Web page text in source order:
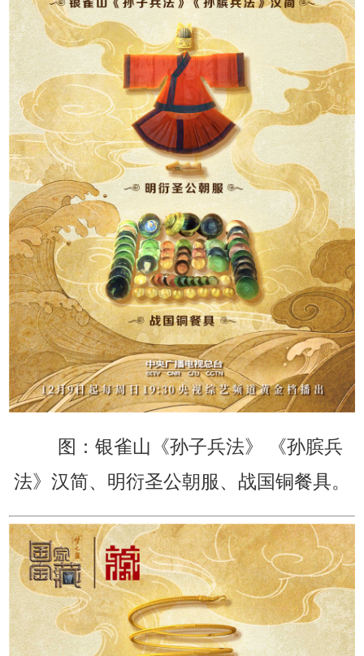
图：银雀山《孙子兵法》 《孙膑兵
法》汉简、明衍圣公朝服、战国铜餐具。